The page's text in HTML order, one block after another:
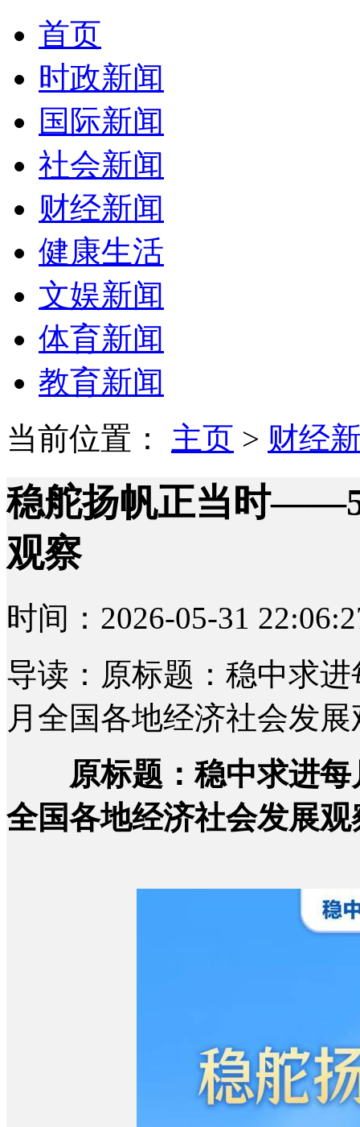
首页
时政新闻
国际新闻
社会新闻
财经新闻
健康生活
文娱新闻
体育新闻
教育新闻
当前位置： 主页 > 财经
稳舵扬帆正当时
观察
时间：2026-05-31
导读：原标题：稳中求
月全国各地经济社会发展
原标题：稳中求进
全国各地经济社会发展观